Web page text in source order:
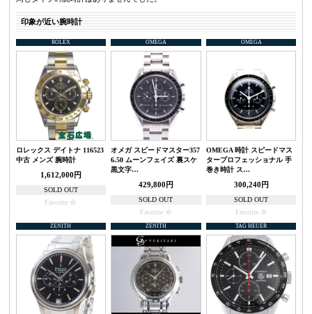
印象が近い腕時計
ROLEX
ロレックス デイトナ 116523
中古 メンズ 腕時計
1,612,000円
SOLD OUT
Favorite
OMEGA
オメガ スピードマスター357
6.50 ムーンフェイズ 裏スケ
黒文字…
429,800円
SOLD OUT
Favorite
OMEGA
OMEGA 時計 スピードマス
タープロフェッショナル 手
巻き時計 ス…
300,240円
SOLD OUT
Favorite
ZENITH ZENITH TAG HEUER